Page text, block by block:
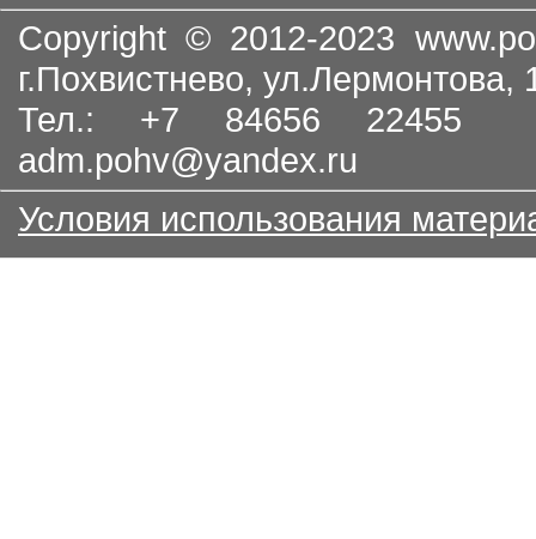
Copyright © 2012-2023
г.Похвистнево, ул.Лермонтова,
Тел.: +7 84656
adm.pohv@yandex.ru
Условия использования